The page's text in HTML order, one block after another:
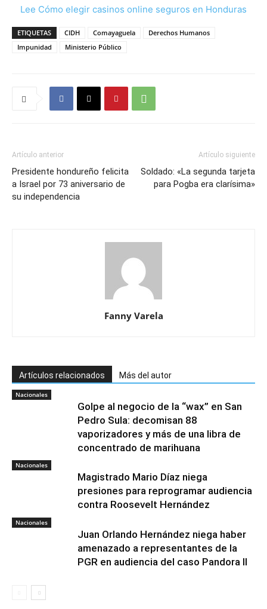
Lee Cómo elegir casinos online seguros en Honduras
ETIQUETAS CIDH Comayaguela
Derechos Humanos
Impunidad
Ministerio Público
Artículo anterior
Presidente hondureño felicita
a Israel por 73 aniversario de
su independencia
Artículo siguiente
Soldado: «La segunda tarjeta
para Pogba era clarísima»
Fanny Varela
Artículos relacionados Más del autor
Nacionales
Golpe al negocio de la “wax” en San
Pedro Sula: decomisan 88
vaporizadores y más de una libra de
concentrado de marihuana
Nacionales
Magistrado Mario Díaz niega
presiones para reprogramar audiencia
contra Roosevelt Hernández
Nacionales
Juan Orlando Hernández niega haber
amenazado a representantes de la
PGR en audiencia del caso Pandora II